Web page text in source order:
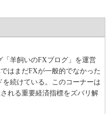
羊飼いのFXブログ」を運営
はまだFXが一般的でなかった
を続けている。このコーナーは
れる重要経済指標をズバリ解